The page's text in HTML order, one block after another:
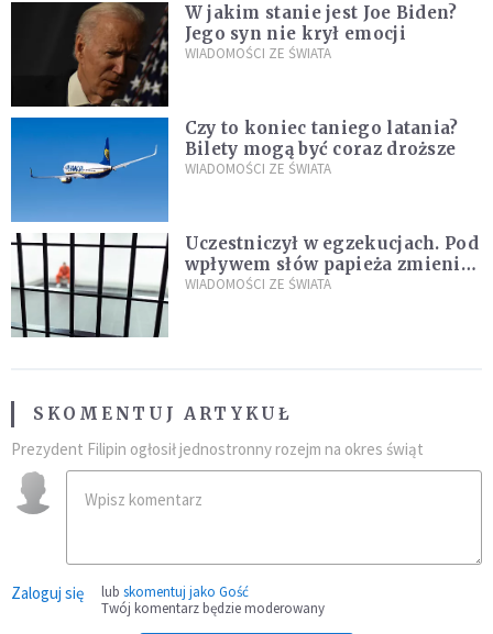
W jakim stanie jest Joe Biden?
Jego syn nie krył emocji
WIADOMOŚCI ZE ŚWIATA
Czy to koniec taniego latania?
Bilety mogą być coraz droższe
WIADOMOŚCI ZE ŚWIATA
Uczestniczył w egzekucjach. Pod
wpływem słów papieża zmienił
zdanie
WIADOMOŚCI ZE ŚWIATA
SKOMENTUJ ARTYKUŁ
Prezydent Filipin ogłosił jednostronny rozejm na okres świąt
Zaloguj się lub skomentuj jako Gość
Twój komentarz będzie moderowany